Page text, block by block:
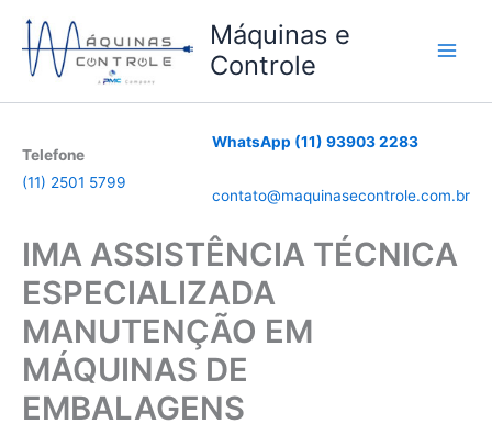
para
Máquinas e
Controle
Telefone
(11) 2501 5799
WhatsApp (11) 93903 2283
contato@maquinasecontrole.com.br
IMA ASSISTÊNCIA TÉCNICA
ESPECIALIZADA
MANUTENÇÃO EM
MÁQUINAS DE
EMBALAGENS